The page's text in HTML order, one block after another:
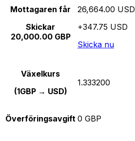
Mottagaren får
Skickar
20,000.00 GBP
26,664.00 USD
+347.75 USD
Skicka nu
Växelkurs
(1GBP → USD)
1.333200
Överföringsavgift 0 GBP